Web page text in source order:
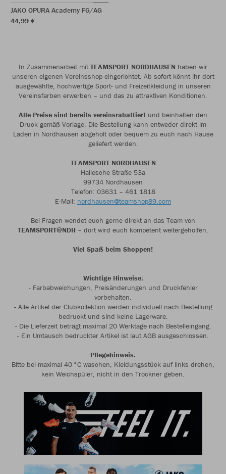
JAKO OPURA Academy FG/AG
44,99 €
In Zusammenarbeit mit TEAMSPORT NORDHAUSEN haben wir
unseren eigenen Vereinsshop eingerichtet. Ab sofort könnt ihr dort
ausgewählte, hochwertige Sport- und Freizeitkleidung in unseren
Vereinsfarben erwerben – und das zu attraktiven Konditionen.
Alle Preise sind bereits vereinsrabattiert und beinhalten den
Druck gemäß Vorlage. Die Bestellung kann entweder direkt im
Laden in Nordhausen abgeholt oder bequem zu euch nach Hause
geliefert werden.
TEAMSPORT NORDHAUSEN
Hallesche Straße 53a
99734 Nordhausen
Telefon: 03631 – 461 1818
E-Mail: nordhausen@teamshop89.com
Bei Fragen wendet euch gerne direkt an das Team von
TEAMSPORT@NDH – dort wird euch kompetent weitergeholfen.
Viel Spaß beim Shoppen!
Wichtige Hinweise:
- Farbabweichungen, Preisänderungen und Druckfehler
vorbehalten.
- Alle Artikel der Clubkollektion werden individuell nach Bestellung
bedruckt und sind keine Lagerware.
- Die Lieferzeit beträgt maximal 20 Werktage nach Bestelleingang.
- Ein Umtausch bedruckter Artikel ist laut AGB ausgeschlossen.
Pflegehinweis:
Bitte bei maximal 40 °C waschen, Kleidungsstück auf links drehen,
kein Weichspüler, nicht in den Trockner geben.